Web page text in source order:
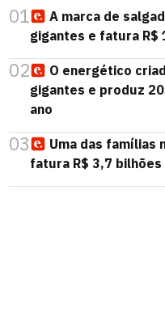
01
A marca de
gigantes e fatura R$
02
O energético
gigantes e produz
ano
03
Uma das famílias
fatura R$ 3,7